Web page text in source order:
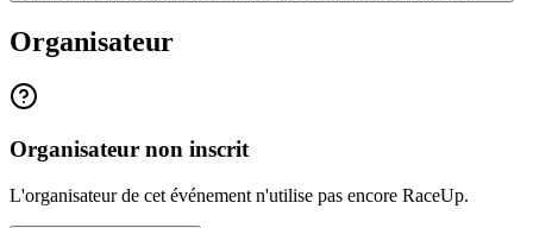
Organisateur
Organisateur non inscrit
L'organisateur de cet événement n'utilise pas encore RaceUp.